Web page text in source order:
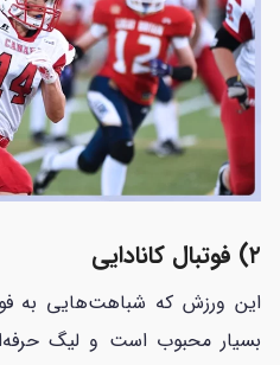
۲) فوتبال کانادایی
این ورزش که شباهت‌هایی به